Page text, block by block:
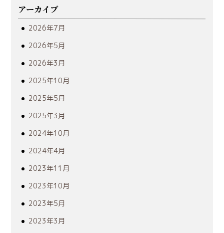
アーカイブ
2026年7月
2026年5月
2026年3月
2025年10月
2025年5月
2025年3月
2024年10月
2024年4月
2023年11月
2023年10月
2023年5月
2023年3月